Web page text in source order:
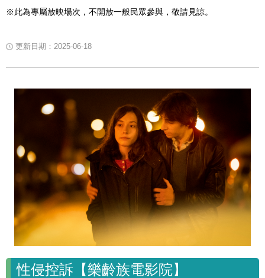
※此為專屬放映場次，不開放一般民眾參與，敬請見諒。
更新日期：2025-06-18
性侵控訴【樂齡族電影院】